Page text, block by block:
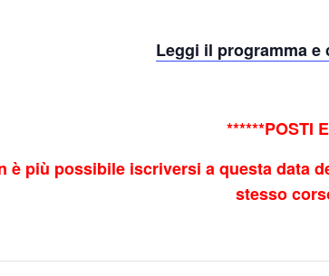
Leggi il programma e
******POSTI
è più possibile iscriversi a questa data
stesso